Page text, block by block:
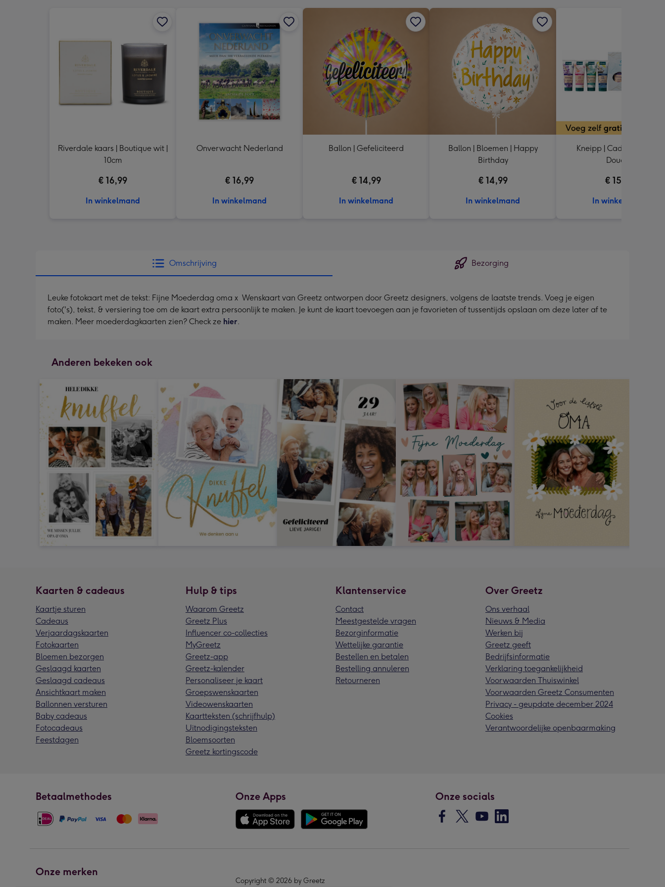
Riverdale kaars | Boutique wit |
10cm
€ 16,99
In winkelmand
Onverwacht Nederland
€ 16,99
In winkelmand
Ballon | Gefeliciteerd
€ 14,99
In winkelmand
Ballon | Bloemen | Happy
Birthday
€ 14,99
In winkelmand
Kneipp | Cadeaupakket |
Douche
€ 15,99
In winkelmand
Omschrijving Bezorging
Leuke fotokaart met de tekst: Fijne Moederdag oma x Wenskaart van Greetz ontworpen door Greetz designers, volgens de laatste trends. Voeg je eigen
foto('s), tekst, & versiering toe om de kaart extra persoonlijk te maken. Je kunt de kaart toevoegen aan je favorieten of tussentijds opslaan om deze later af te
maken. Meer moederdagkaarten zien? Check ze hier.
Anderen bekeken ook
Kaarten & cadeaus
Kaartje sturen
Cadeaus
Verjaardagskaarten
Fotokaarten
Bloemen bezorgen
Geslaagd kaarten
Geslaagd cadeaus
Ansichtkaart maken
Ballonnen versturen
Baby cadeaus
Fotocadeaus
Feestdagen
Hulp & tips
Waarom Greetz
Greetz Plus
Influencer co-collecties
MyGreetz
Greetz-app
Greetz-kalender
Personaliseer je kaart
Groepswenskaarten
Videowenskaarten
Kaartteksten (schrijfhulp)
Uitnodigingsteksten
Bloemsoorten
Greetz kortingscode
Klantenservice
Contact
Meestgestelde vragen
Bezorginformatie
Wettelijke garantie
Bestellen en betalen
Bestelling annuleren
Retourneren
Over Greetz
Ons verhaal
Nieuws & Media
Werken bij
Greetz geeft
Bedrijfsinformatie
Verklaring toegankelijkheid
Voorwaarden Thuiswinkel
Voorwaarden Greetz Consumenten
Privacy - geupdate december 2024
Cookies
Verantwoordelijke openbaarmaking
Betaalmethodes Onze Apps Onze socials
Onze merken
Copyright © 2026 by Greetz